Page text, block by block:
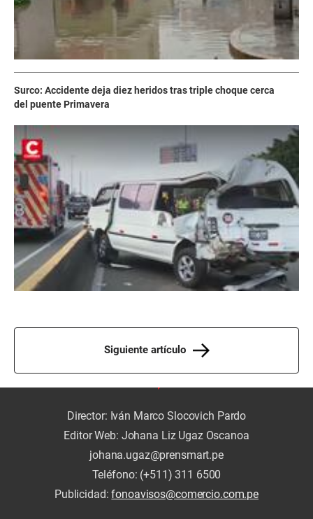
Surco: Accidente deja diez heridos tras triple choque cerca
del puente Primavera
Siguiente artículo
Director: Iván Marco Slocovich Pardo
Editor Web: Johana Liz Ugaz Oscanoa
johana.ugaz@prensmart.pe
Teléfono: (+511) 311 6500
Publicidad:fonoavisos@comercio.com.pe